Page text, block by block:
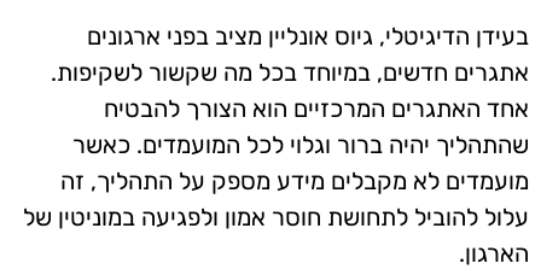
בעידן הדיגיטלי, גיוס אונליין מציב בפני ארגונים
אתגרים חדשים, במיוחד בכל מה שקשור לשקיפות.
אחד האתגרים המרכזיים הוא הצורך להבטיח
שהתהליך יהיה ברור וגלוי לכל המועמדים. כאשר
מועמדים לא מקבלים מידע מספק על התהליך, זה
עלול להוביל לתחושת חוסר אמון ולפגיעה במוניטין של
הארגון.